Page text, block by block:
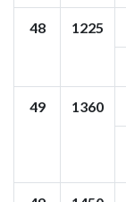
48 1225
49 1360